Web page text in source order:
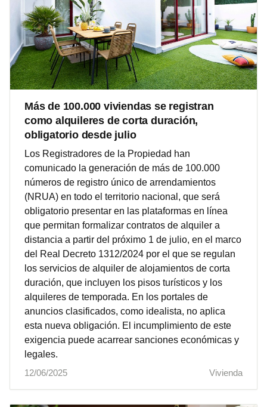
Más de 100.000 viviendas se registran
como alquileres de corta duración,
obligatorio desde julio
Los Registradores de la Propiedad han
comunicado la generación de más de 100.000
números de registro único de arrendamientos
(NRUA) en todo el territorio nacional, que será
obligatorio presentar en las plataformas en línea
que permitan formalizar contratos de alquiler a
distancia a partir del próximo 1 de julio, en el marco
del Real Decreto 1312/2024 por el que se regulan
los servicios de alquiler de alojamientos de corta
duración, que incluyen los pisos turísticos y los
alquileres de temporada. En los portales de
anuncios clasificados, como idealista, no aplica
esta nueva obligación. El incumplimiento de este
exigencia puede acarrear sanciones económicas y
legales.
12/06/2025
Vivienda